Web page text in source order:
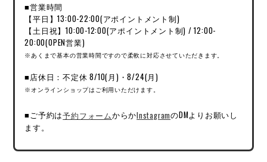
■営業時間
【平日】13:00-22:00(アポイントメント制)
【土日祝】10:00-12:00(アポイントメント制) / 12:00-
20:00(OPEN営業)
※あくまで基本の営業時間ですので柔軟に対応させていただきます。
■店休日：不定休 8/10(月)・8/24(月)
※オンラインショップはご利用いただけます。
■ご予約は予約フォームからかInstagramのDMよりお願いし
ます。